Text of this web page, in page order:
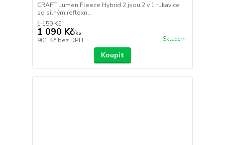
CRAFT Lumen Fleece Hybrid 2 jsou 2 v 1 rukavice
se silným reflexn...
1 150 Kč
1 090 Kč/ks
901 Kč bez DPH Skladem
Koupit